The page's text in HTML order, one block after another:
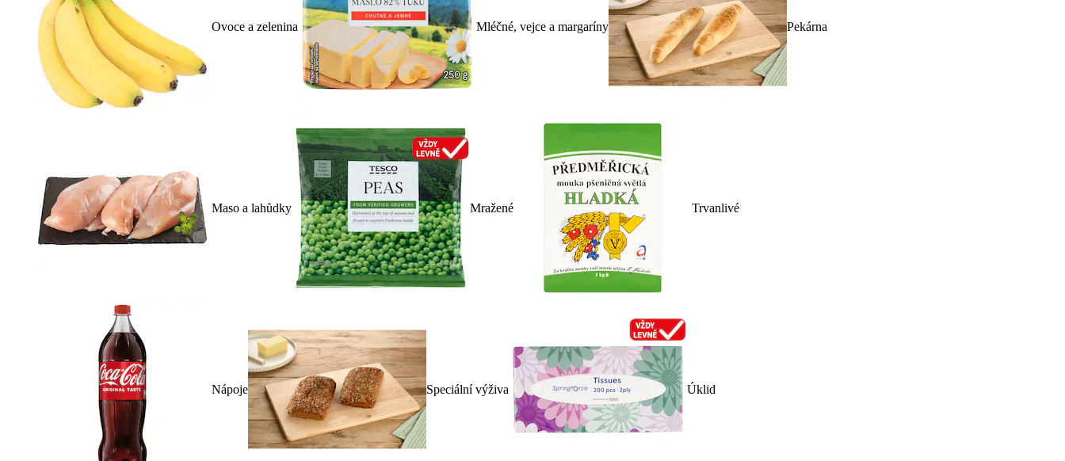
Ovoce a zelenina Mléčné, vejce a margaríny Pekárna
Maso a lahůdky Mražené Trvanlivé
Nápoje Speciální výživa Úklid